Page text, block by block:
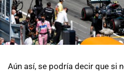
Aún así, se podría decir que si